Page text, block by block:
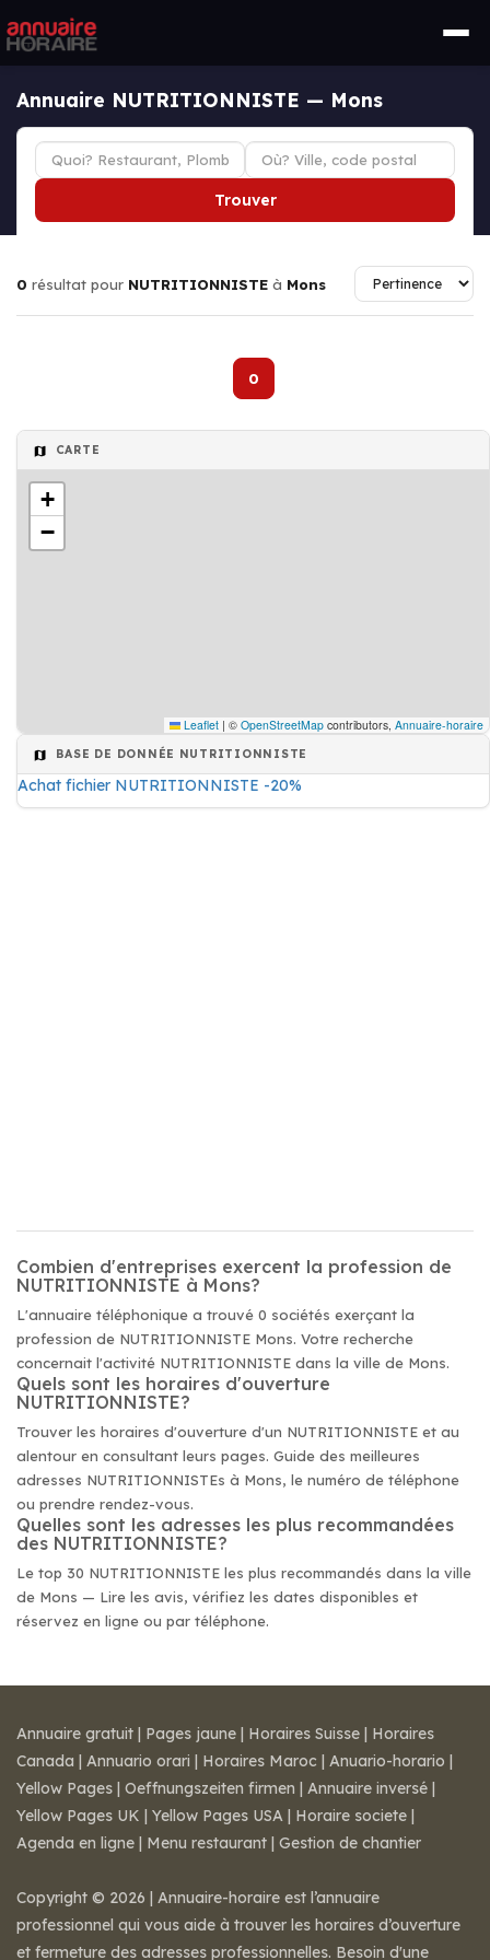
Annuaire NUTRITIONNISTE — Mons
Trouver
0 résultat pour NUTRITIONNISTE à Mons
0
CARTE
+
−
Leaflet | © OpenStreetMap contributors, Annuaire-horaire
BASE DE DONNÉE NUTRITIONNISTE
Achat fichier NUTRITIONNISTE -20%
Combien d'entreprises exercent la profession de
NUTRITIONNISTE à Mons?
L'annuaire téléphonique a trouvé 0 sociétés exerçant la
profession de NUTRITIONNISTE Mons. Votre recherche
concernait l'activité NUTRITIONNISTE dans la ville de Mons.
Quels sont les horaires d'ouverture
NUTRITIONNISTE?
Trouver les horaires d'ouverture d'un NUTRITIONNISTE et au
alentour en consultant leurs pages. Guide des meilleures
adresses NUTRITIONNISTEs à Mons, le numéro de téléphone
ou prendre rendez-vous.
Quelles sont les adresses les plus recommandées
des NUTRITIONNISTE?
Le top 30 NUTRITIONNISTE les plus recommandés dans la ville
de Mons — Lire les avis, vérifiez les dates disponibles et
réservez en ligne ou par téléphone.
Annuaire gratuit | Pages jaune | Horaires Suisse | Horaires
Canada | Annuario orari | Horaires Maroc | Anuario-horario |
Yellow Pages | Oeffnungszeiten firmen | Annuaire inversé |
Yellow Pages UK | Yellow Pages USA | Horaire societe |
Agenda en ligne | Menu restaurant | Gestion de chantier
Copyright © 2026 | Annuaire-horaire est l’annuaire
professionnel qui vous aide à trouver les horaires d’ouverture
et fermeture des adresses professionnelles. Besoin d'une